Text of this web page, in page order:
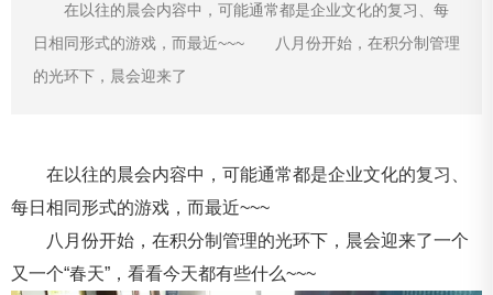
在以往的晨会内容中，可能通常都是企业文化的复习、每
日相同形式的游戏，而最近~~~ 八月份开始，在积分制管理
的光环下，晨会迎来了
在以往的晨会内容中，可能通常都是企业文化的复习、
每日相同形式的游戏，而最近~~~
八月份开始，在积分制管理的光环下，晨会迎来了一个
又一个“春天”，看看今天都有些什么~~~